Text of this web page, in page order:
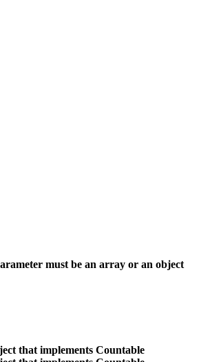
must be an array or an object
that implements Countable